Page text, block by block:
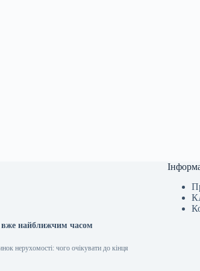
вже найближчим часом
нерухомості: чого очікувати до кінця